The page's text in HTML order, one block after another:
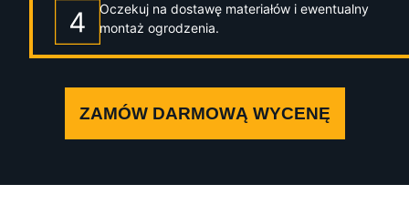
Oczekuj na dostawę materiałów i ewentualny
montaż ogrodzenia.
ZAMÓW DARMOWĄ WYCENĘ